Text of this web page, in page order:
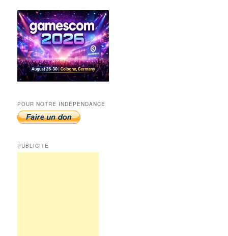
POUR NOTRE INDÉPENDANCE
PUBLICITÉ